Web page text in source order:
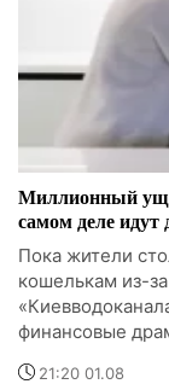
Миллионный
самом деле идут
Пока жители
кошелькам из-
финансовые
21:20 01.08